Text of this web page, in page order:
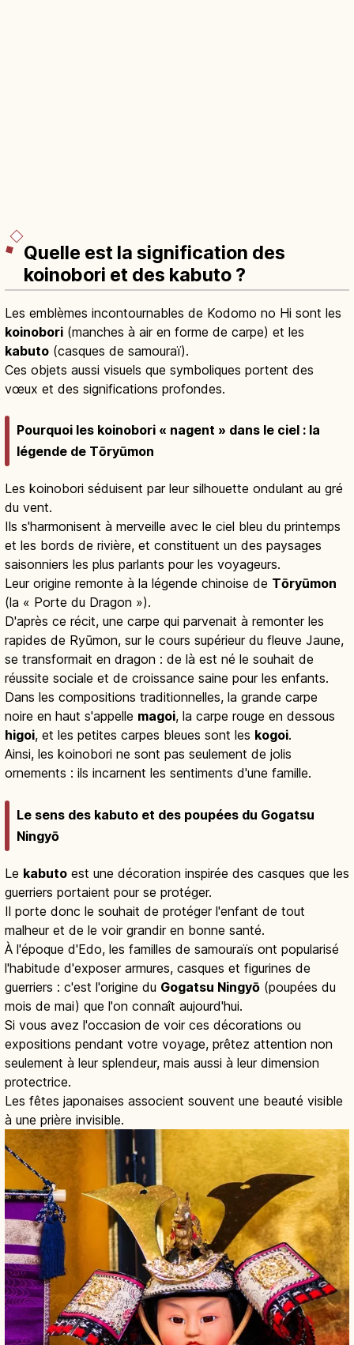
Quelle est la signification des
koinobori et des kabuto ?
Les emblèmes incontournables de Kodomo no Hi sont les
koinobori (manches à air en forme de carpe) et les
kabuto (casques de samouraï).
Ces objets aussi visuels que symboliques portent des
vœux et des significations profondes.
Pourquoi les koinobori « nagent » dans le ciel : la
légende de Tōryūmon
Les koinobori séduisent par leur silhouette ondulant au gré
du vent.
Ils s'harmonisent à merveille avec le ciel bleu du printemps
et les bords de rivière, et constituent un des paysages
saisonniers les plus parlants pour les voyageurs.
Leur origine remonte à la légende chinoise de Tōryūmon
(la « Porte du Dragon »).
D'après ce récit, une carpe qui parvenait à remonter les
rapides de Ryūmon, sur le cours supérieur du fleuve Jaune,
se transformait en dragon : de là est né le souhait de
réussite sociale et de croissance saine pour les enfants.
Dans les compositions traditionnelles, la grande carpe
noire en haut s'appelle magoi, la carpe rouge en dessous
higoi, et les petites carpes bleues sont les kogoi.
Ainsi, les koinobori ne sont pas seulement de jolis
ornements : ils incarnent les sentiments d'une famille.
Le sens des kabuto et des poupées du Gogatsu
Ningyō
Le kabuto est une décoration inspirée des casques que les
guerriers portaient pour se protéger.
Il porte donc le souhait de protéger l'enfant de tout
malheur et de le voir grandir en bonne santé.
À l'époque d'Edo, les familles de samouraïs ont popularisé
l'habitude d'exposer armures, casques et figurines de
guerriers : c'est l'origine du Gogatsu Ningyō (poupées du
mois de mai) que l'on connaît aujourd'hui.
Si vous avez l'occasion de voir ces décorations ou
expositions pendant votre voyage, prêtez attention non
seulement à leur splendeur, mais aussi à leur dimension
protectrice.
Les fêtes japonaises associent souvent une beauté visible
à une prière invisible.